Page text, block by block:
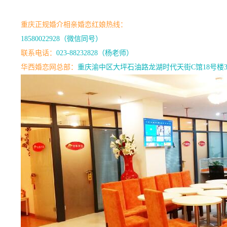
重庆正规婚介相亲婚恋红娘热线：
18580022928（微信同号）
联系电话： 023-88232828（杨老师）
华西婚恋网总部： 重庆渝中区大坪石油路龙湖时代天街C馆18号楼